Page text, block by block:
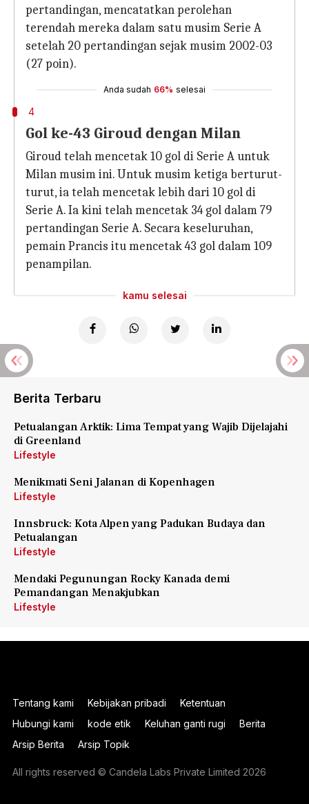
pertandingan, mencatatkan perolehan
terendah mereka dalam satu musim Serie A
setelah 20 pertandingan sejak musim 2002-03
(27 poin).
Anda sudah 66% selesai
4
Gol ke-43 Giroud dengan Milan
Giroud telah mencetak 10 gol di Serie A untuk
Milan musim ini. Untuk musim ketiga berturut-
turut, ia telah mencetak lebih dari 10 gol di
Serie A. Ia kini telah mencetak 34 gol dalam 79
pertandingan Serie A. Secara keseluruhan,
pemain Prancis itu mencetak 43 gol dalam 109
penampilan.
kamu selesai
Berita Terbaru
Petualangan Arktik: Lima Tempat yang Wajib Dijelajahi
di Greenland
Lifestyle
Menikmati Seni Jalanan di Kopenhagen
Lifestyle
Innsbruck: Kota Alpen yang Padukan Budaya dan
Petualangan
Lifestyle
Mendaki Pegunungan Rocky Kanada demi
Pemandangan Menakjubkan
Lifestyle
Tentang kami Kebijakan pribadi
Ketentuan
Hubungi kami
kode etik Keluhan ganti rugi
Berita
Arsip Berita
Arsip Topik
All rights reserved © Candela Labs Private Limited 2026